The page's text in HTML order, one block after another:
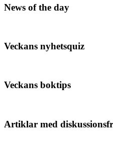
News of the day
Veckans nyhetsquiz
Veckans boktips
Artiklar med